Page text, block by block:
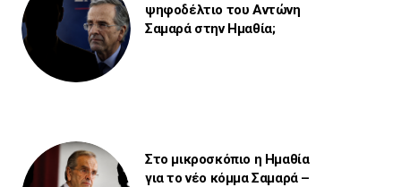
ψηφοδέλτιο του Αντώνη
Σαμαρά στην Ημαθία;
Στο μικροσκόπιο η Ημαθία
για το νέο κόμμα Σαμαρά –